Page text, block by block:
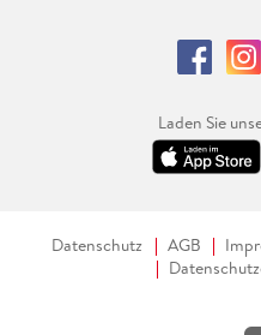
Laden Sie
Datenschutz AGB